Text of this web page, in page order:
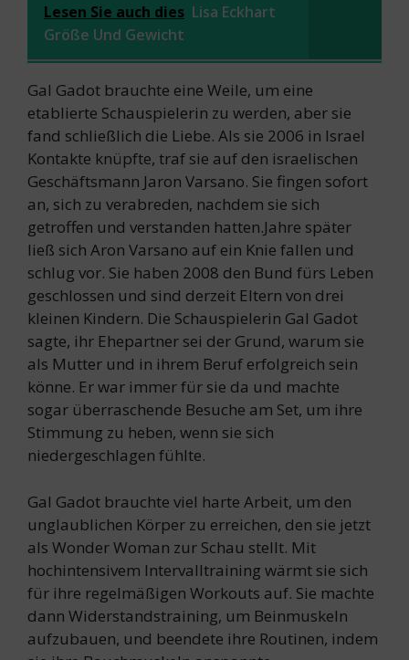
Lesen Sie auch dies Lisa Eckhart
Größe Und Gewicht
Gal Gadot brauchte eine Weile, um eine
etablierte Schauspielerin zu werden, aber sie
fand schließlich die Liebe. Als sie 2006 in Israel
Kontakte knüpfte, traf sie auf den israelischen
Geschäftsmann Jaron Varsano. Sie fingen sofort
an, sich zu verabreden, nachdem sie sich
getroffen und verstanden hatten.Jahre später
ließ sich Aron Varsano auf ein Knie fallen und
schlug vor. Sie haben 2008 den Bund fürs Leben
geschlossen und sind derzeit Eltern von drei
kleinen Kindern. Die Schauspielerin Gal Gadot
sagte, ihr Ehepartner sei der Grund, warum sie
als Mutter und in ihrem Beruf erfolgreich sein
könne. Er war immer für sie da und machte
sogar überraschende Besuche am Set, um ihre
Stimmung zu heben, wenn sie sich
niedergeschlagen fühlte.
Gal Gadot brauchte viel harte Arbeit, um den
unglaublichen Körper zu erreichen, den sie jetzt
als Wonder Woman zur Schau stellt. Mit
hochintensivem Intervalltraining wärmt sie sich
für ihre regelmäßigen Workouts auf. Sie machte
dann Widerstandstraining, um Beinmuskeln
aufzubauen, und beendete ihre Routinen, indem